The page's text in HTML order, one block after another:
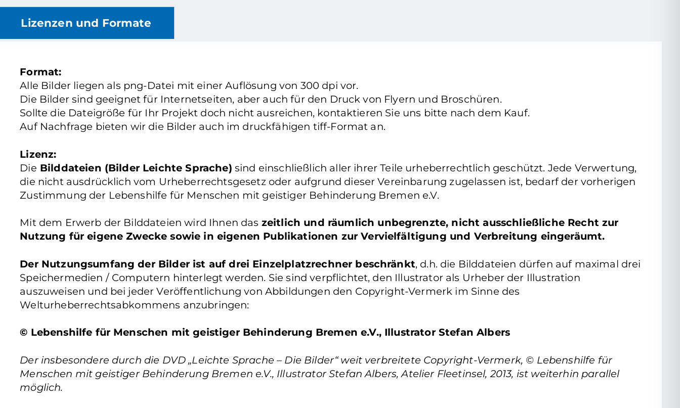
Lizenzen und Formate
Format:
Alle Bilder liegen als png-Datei mit einer Auflösung von 300 dpi vor.
Die Bilder sind geeignet für Internetseiten, aber auch für den Druck von Flyern und Broschüren.
Sollte die Dateigröße für Ihr Projekt doch nicht ausreichen, kontaktieren Sie uns bitte nach dem Kauf.
Auf Nachfrage bieten wir die Bilder auch im druckfähigen tiff-Format an.
Lizenz:
Die Bilddateien (Bilder Leichte Sprache) sind einschließlich aller ihrer Teile urheberrechtlich geschützt. Jede Verwertung,
die nicht ausdrücklich vom Urheberrechtsgesetz oder aufgrund dieser Vereinbarung zugelassen ist, bedarf der vorherigen
Zustimmung der Lebenshilfe für Menschen mit geistiger Behinderung Bremen e.V.
Mit dem Erwerb der Bilddateien wird Ihnen das zeitlich und räumlich unbegrenzte, nicht ausschließliche Recht zur
Nutzung für eigene Zwecke sowie in eigenen Publikationen zur Vervielfältigung und Verbreitung eingeräumt.
Der Nutzungsumfang der Bilder ist auf drei Einzelplatzrechner beschränkt, d.h. die Bilddateien dürfen auf maximal drei
Speichermedien / Computern hinterlegt werden. Sie sind verpflichtet, den Illustrator als Urheber der Illustration
auszuweisen und bei jeder Veröffentlichung von Abbildungen den Copyright-Vermerk im Sinne des
Welturheberrechtsabkommens anzubringen:
© Lebenshilfe für Menschen mit geistiger Behinderung Bremen e.V., Illustrator Stefan Albers
Der insbesondere durch die DVD „Leichte Sprache – Die Bilder“ weit verbreitete Copyright-Vermerk, © Lebenshilfe für
Menschen mit geistiger Behinderung Bremen e.V., Illustrator Stefan Albers, Atelier Fleetinsel, 2013, ist weiterhin parallel
möglich.